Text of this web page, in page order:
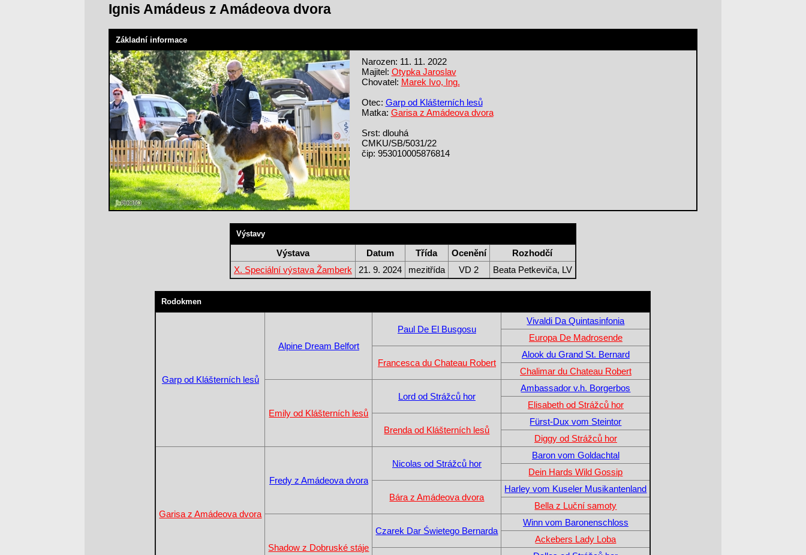
Ignis Amádeus z Amádeova dvora
Základní informace
Narozen: 11. 11. 2022
Majitel: Otypka Jaroslav
Chovatel: Marek Ivo, Ing.
Otec: Garp od Klášterních lesů
Matka: Garisa z Amádeova dvora
Srst: dlouhá
CMKU/SB/5031/22
čip: 953010005876814
Výstavy
Výstava Datum Třída Ocenění
Rozhodčí
X. Speciální výstava Žamberk
21. 9. 2024 mezitřída VD 2 Beata Petkeviča, LV
Rodokmen
Garp od Klášterních lesů
Alpine Dream Belfort
Paul De El Busgosu
Vivaldi Da Quintasinfonia
Europa De Madrosende
Francesca du Chateau Robert
Alook du Grand St. Bernard
Chalimar du Chateau Robert
Emily od Klášterních lesů
Lord od Strážců hor
Ambassador v.h. Borgerbos
Elisabeth od Strážců hor
Brenda od Klášterních lesů
Fürst-Dux vom Steintor
Diggy od Strážců hor
Garisa z Amádeova dvora
Fredy z Amádeova dvora
Nicolas od Strážců hor
Baron vom Goldachtal
Dein Hards Wild Gossip
Bára z Amádeova dvora
Harley vom Kuseler Musikantenland
Bella z Luční samoty
Shadow z Dobruské stáje
Czarek Dar Świetego Bernarda
Winn vom Baronenschloss
Ackebers Lady Loba